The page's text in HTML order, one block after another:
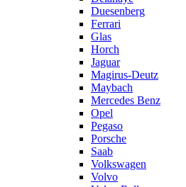
Duesenberg
Ferrari
Glas
Horch
Jaguar
Magirus-Deutz
Maybach
Mercedes Benz
Opel
Pegaso
Porsche
Saab
Volkswagen
Volvo